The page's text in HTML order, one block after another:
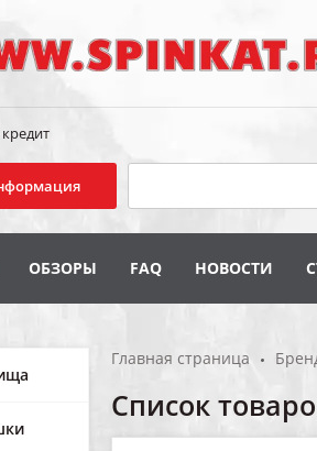
ОБЗОРЫ FAQ НОВОСТИ
Главная страница
Список